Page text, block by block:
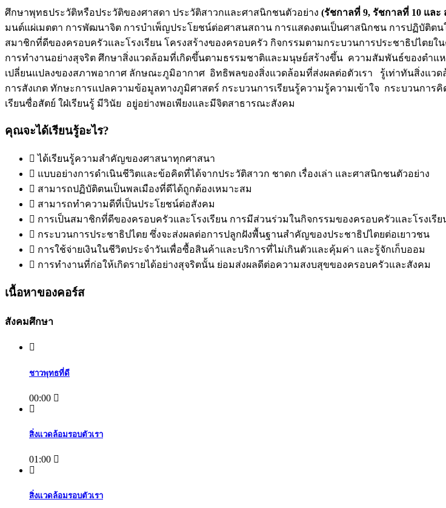
ศึกษาพุทธประวัติหรือประวัติของศาสดา ประวัติสาวกและศาสนิกชนตัวอย่าง (รัชกาลที่ 9, รัชกาลที่ 10 แล
มนต์แผ่เมตตา การพัฒนาจิต การบำเพ็ญประโยชน์ต่อศาสนสถาน การแสดงตนเป็นศาสนิกชน การปฏิบัติ
สมาชิกที่ดีของครอบครัวและโรงเรียน โครงสร้างของครอบครัว กิจกรรมตามกระบวนการประชาธิปไตย
การทำงานอย่างสุจริต ศึกษาสิ่งแวดล้อมที่เกิดขึ้นตามธรรมชาติและมนุษย์สร้างขึ้น ความสัมพันธ์ของตำแห
เปลี่ยนแปลงของสภาพอากาศ ลักษณะภูมิอากาศ อิทธิพลของสิ่งแวดล้อมที่ส่งผลต่อตัวเรา รู้เท่าทันสิ่งแวด
การสังเกต ทักษะการแปลความข้อมูลทางภูมิศาสตร์ กระบวนการเรียนรู้ความรู้ความเข้าใจ กระบวนกา
เรียนซื่อสัตย์ ใฝ่เรียนรู้ มีวินัย อยู่อย่างพอเพียงและมีจิตสาธารณะสังคม
คุณจะได้เรียนรู้อะไร?
ได้เรียนรู้ความสำคัญของศาสนาทุกศาสนา
แบบอย่างการดำเนินชีวิตและข้อคิดที่ได้จากประวัติสาวก ชาดก เรื่องเล่า และศาสนิกชนตัวอย่าง
สามารถปฏิบัติตนเป็นพลเมืองที่ดีได้ถูกต้องเหมาะสม
สามารถทำความดีที่เป็นประโยชน์ต่อสังคม
การเป็นสมาชิกที่ดีของครอบครัวและโรงเรียน การมีส่วนร่วมในกิจกรรมของครอบครัวและโรงเรีย
กระบวนการประชาธิปไตย ซึ่งจะส่งผลต่อการปลูกฝังพื้นฐานสำคัญของประชาธิปไตยต่อเยาวชน
การใช้จ่ายเงินในชีวิตประจำวันเพื่อซื้อสินค้าและบริการที่ไม่เกินตัวและคุ้มค่า และรู้จักเก็บออม
การทำงานที่ก่อให้เกิดรายได้อย่างสุจริตนั้น ย่อมส่งผลดีต่อความสงบสุขของครอบครัวและสังคม
เนื้อหาของคอร์ส
สังคมศึกษา
ชาวพุทธที่ดี
00:00
สิ่งแวดล้อมรอบตัวเรา
01:00
สิ่งแวดล้อมรอบตัวเรา